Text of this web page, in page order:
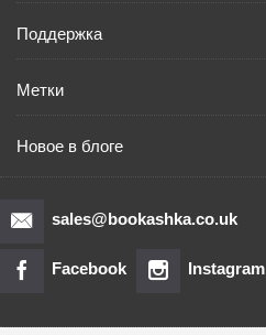
Поддержка
Метки
Новое в блоге
sales@bookashka.co.uk
Facebook Instagram